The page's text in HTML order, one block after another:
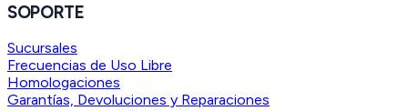
SOPORTE
Sucursales
Frecuencias de Uso Libre
Homologaciones
Garantías, Devoluciones y Reparaciones